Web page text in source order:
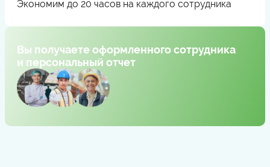
Экономим до 20 часов на каждого сотрудника
Вы получаете оформленного сотрудника
и персональный отчет